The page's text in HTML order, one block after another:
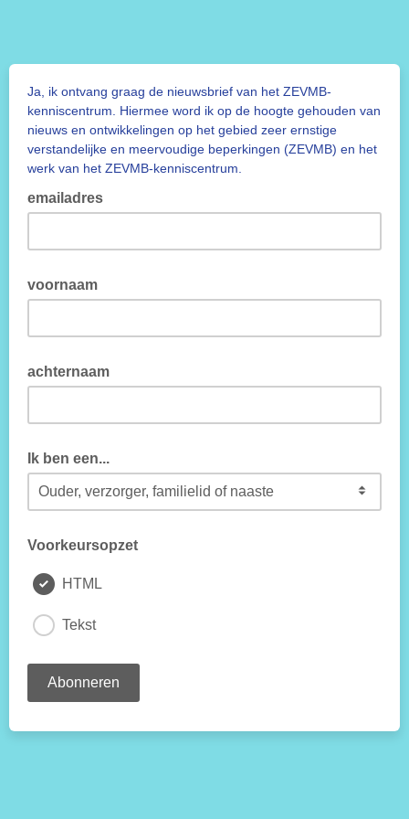
Ja, ik ontvang graag de nieuwsbrief van het ZEVMB-
kenniscentrum. Hiermee word ik op de hoogte gehouden van
nieuws en ontwikkelingen op het gebied zeer ernstige
verstandelijke en meervoudige beperkingen (ZEVMB) en het
werk van het ZEVMB-kenniscentrum.
emailadres
voornaam
achternaam
Ik ben een...
Voorkeursopzet
HTML
Tekst